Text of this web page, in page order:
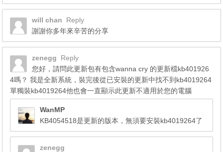
will chan
Reply
謝謝你多年來辛苦的分享
zenegg
Reply
您好，請問此更新包有包含wanna cry 的更新檔kb401926
4嗎？ 我是全新系統，裝完後從已安裝的更新中找不到kb4019264
單獨裝kb4019264他也會一直顯示此更新不適用於您的電腦
WanMP
KB4054518是更新的版本，無須要安裝kb4019264了
zenegg